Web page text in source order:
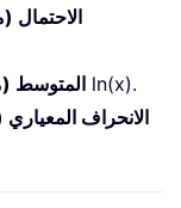
المتوسط القيمة الحسابية لمتوسط ln(x).
الانحراف